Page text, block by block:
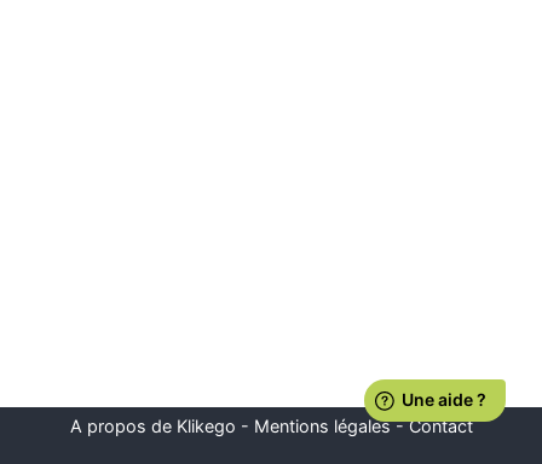
A propos de Klikego - Mentions légales-Contact